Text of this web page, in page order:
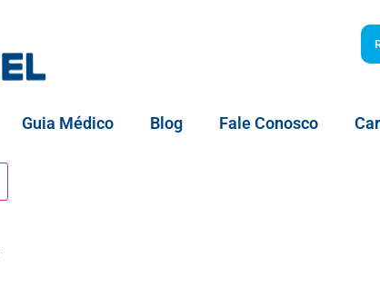
Guia Médico Blog Fale Conosco